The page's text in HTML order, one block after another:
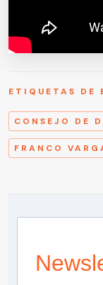
ETIQUETAS DE
CONSEJO DE
FRANCO